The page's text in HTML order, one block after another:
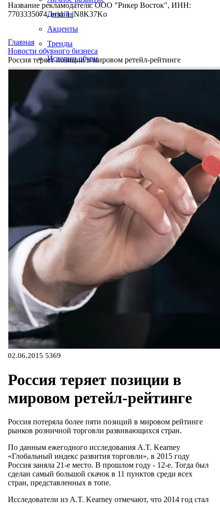
Дизайн
Акценты
Тренды
Истории обуви
Название рекламодателя: ООО "Рикер Восток", ИНН:
7703335074, erid: LjN8K37Ko
Главная
Новости обувного бизнеса
Россия теряет позиции в мировом ретейл-рейтинге
02.06.2015 5369
Россия теряет позиции в
мировом ретейл-рейтинге
Россия потеряла более пяти позиций в мировом рейтинге
рынков розничной торговли развивающихся стран.
По данным ежегодного исследования A.T. Kearney
«Глобальный индекс развития торговли», в 2015 году
Россия заняла 21-е место. В прошлом году - 12-е. Тогда был
сделан самый большой скачок в 11 пунктов среди всех
стран, представленных в топе.
Исследователи из A.T. Kearney отмечают, что 2014 год стал